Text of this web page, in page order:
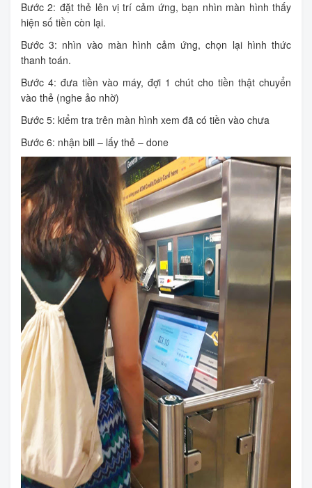
Bước 2: đặt thẻ lên vị trí cảm ứng, bạn nhìn màn hình thấy
hiện số tiền còn lại.
Bước 3: nhìn vào màn hình cảm ứng, chọn lại hình thức
thanh toán.
Bước 4: đưa tiền vào máy, đợi 1 chút cho tiền thật chuyển
vào thẻ (nghe ảo nhờ)
Bước 5: kiểm tra trên màn hình xem đã có tiền vào chưa
Bước 6: nhận bill – lấy thẻ – done